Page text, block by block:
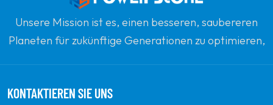
Unsere Mission ist es, einen besseren, saubereren
Planeten für zukünftige Generationen zu optimieren,
Energieprodukten und Ihrem vertrauenswürdigsten
KONTAKTIEREN SIE UNS